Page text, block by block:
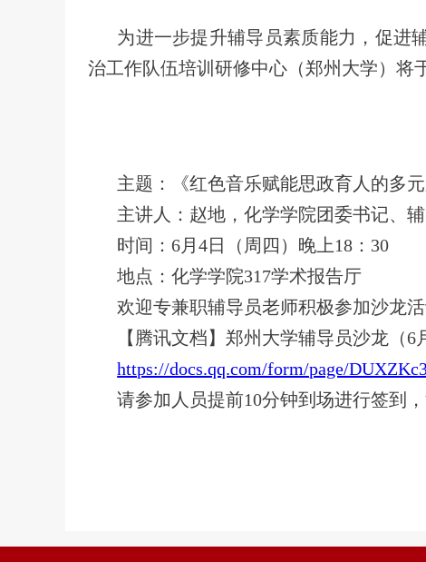
为进一步提升辅导员素质能力，促进
治工作队伍培训研修中心（郑州大学）将
主题：
《红色音乐赋能思政育人的多
主讲人： 赵地，化学学院团委书记、
时间：6月4日（周四）晚上18：30
地点：化学学院317学术报告厅
欢迎专兼职辅导员老师积极参加沙龙
【腾讯文档】郑州大学辅导员沙龙（6
https://docs.qq.com/form/page/
请参加人员提前10分钟到场进行签到